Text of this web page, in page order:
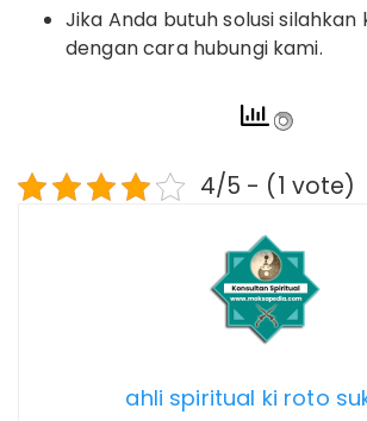
Jika Anda butuh solusi silahkan
dengan cara hubungi kami.
4/5 - (1 vote)
ahli spiritual ki roto